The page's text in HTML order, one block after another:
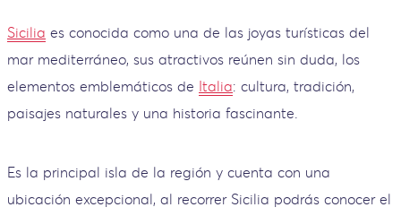
Sicilia es conocida como una de las joyas turísticas del
mar mediterráneo, sus atractivos reúnen sin duda, los
elementos emblemáticos de Italia: cultura, tradición,
paisajes naturales y una historia fascinante.
Es la principal isla de la región y cuenta con una
ubicación excepcional, al recorrer Sicilia podrás conocer el